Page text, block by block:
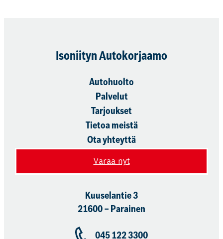
Isoniityn Autokorjaamo
Autohuolto
Palvelut
Tarjoukset
Tietoa meistä
Ota yhteyttä
Varaa nyt
Kuuselantie 3
21600 – Parainen
045 122 3300